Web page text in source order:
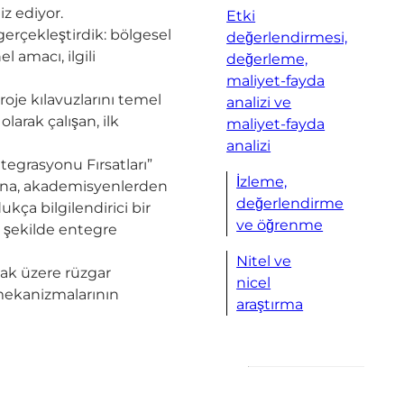
ediyor.
bölgesel
amacı, ilgili
kılavuzlarını temel
çalışan, ilk
Fırsatları”
akademisyenlerden
bilgilendirici bir
şekilde entegre
üzere rüzgar
Etki
değerlendirmesi,
değerleme,
maliyet-fayda
analizi ve
maliyet-fayda
analizi
İzleme,
değerlendirme
ve öğrenme
Nitel ve
nicel
araştırma